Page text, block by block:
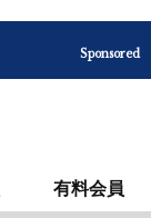
Sponsored
有料会員